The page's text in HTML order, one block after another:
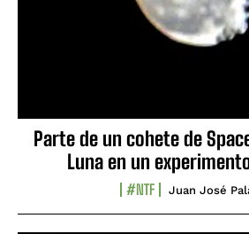
Parte de un cohete de
Luna en un
#NTF Juan José